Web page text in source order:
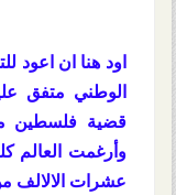
اود هنا ان اعود
الوطني متفق
قضية فلسطين
وأرغمت العالم
عشرات الالالف